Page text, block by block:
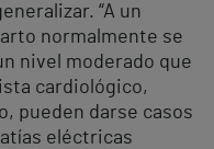
“A un
normalmente se
nivel moderado que
cardiológico,
pueden darse casos
eléctricas